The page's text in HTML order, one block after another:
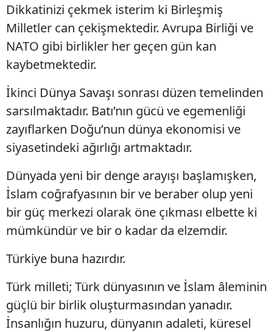
Dikkatinizi çekmek isterim ki Birleşmiş
Milletler can çekişmektedir. Avrupa Birliği ve
NATO gibi birlikler her geçen gün kan
kaybetmektedir.
İkinci Dünya Savaşı sonrası düzen temelinden
sarsılmaktadır. Batı’nın gücü ve egemenliği
zayıflarken Doğu’nun dünya ekonomisi ve
siyasetindeki ağırlığı artmaktadır.
Dünyada yeni bir denge arayışı başlamışken,
İslam coğrafyasının bir ve beraber olup yeni
bir güç merkezi olarak öne çıkması elbette ki
mümkündür ve bir o kadar da elzemdir.
Türkiye buna hazırdır.
Türk milleti; Türk dünyasının ve İslam âleminin
güçlü bir birlik oluşturmasından yanadır.
İnsanlığın huzuru, dünyanın adaleti, küresel